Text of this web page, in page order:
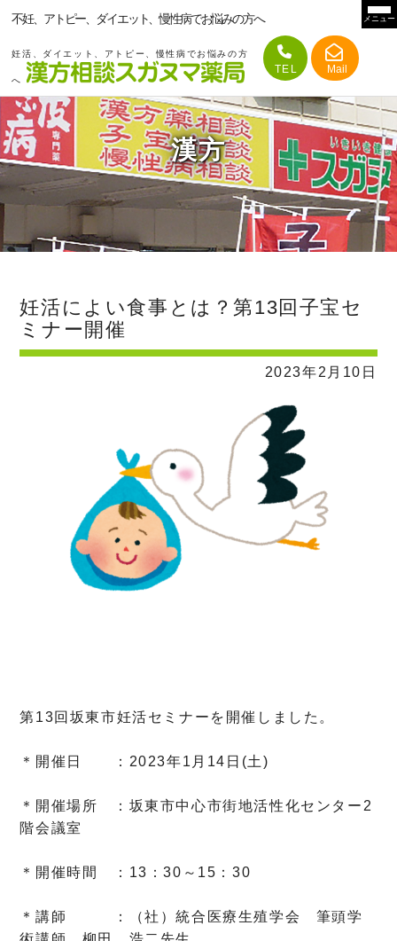
不妊、アトピー、ダイエット、慢性病でお悩みの方へ
妊活、ダイエット、アトピー、慢性病でお悩みの方
へ
メニュー
漢方
妊活によい食事とは？第13回子宝セ
ミナー開催
2023年2月10日
第13回坂東市妊活セミナーを開催しました。
＊開催日 ：2023年1月14日(土)
＊開催場所 ：坂東市中心市街地活性化センター2
階会議室
＊開催時間 ：13：30～15：30
＊講師 ：（社）統合医療生殖学会 筆頭学